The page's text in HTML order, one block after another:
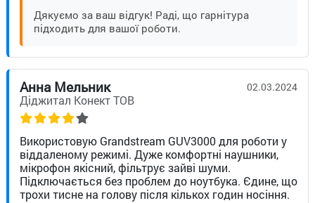
Дякуємо за ваш відгук! Раді, що гарнітура
підходить для вашої роботи.
Анна Мельник
Діджитал Конект ТОВ
02.03.2024
Використовую Grandstream GUV3000 для роботи у
віддаленому режимі. Дуже комфортні наушники,
мікрофон якісний, фільтрує зайві шуми.
Підключається без проблем до ноутбука. Єдине, що
трохи тисне на голову після кількох годин носіння.